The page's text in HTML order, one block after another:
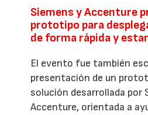
Siemens y Accenture
prototipo para
de forma rápida y
El evento fue también
presentación de un
solución desarrollada por
Accenture, orientada a